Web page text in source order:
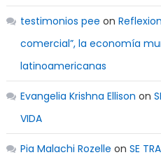
testimonios pee on
comercial”, la economía
latinoamericanas
Evangelia Krishna Ellison on
VIDA
Pia Malachi Rozelle on SE